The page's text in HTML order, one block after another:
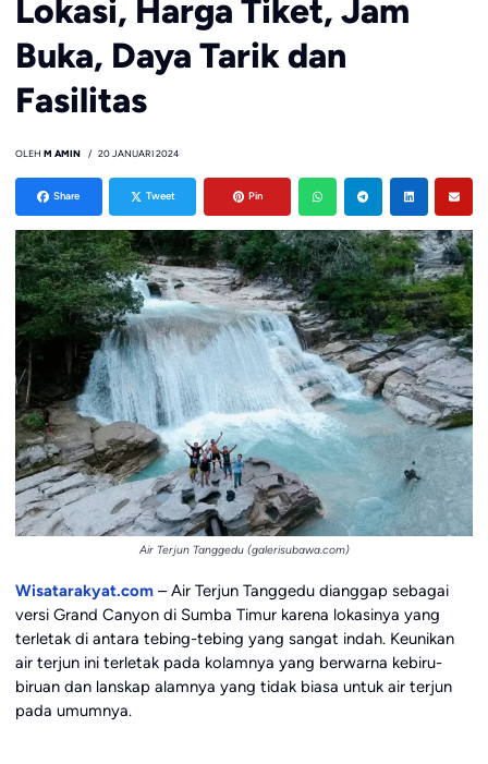
Lokasi, Harga Tiket, Jam
Buka, Daya Tarik dan
Fasilitas
OLEH M AMIN 20 JANUARI 2024
Share Tweet Pin
Air Terjun Tanggedu (galerisubawa.com)
Wisatarakyat.com– Air Terjun Tanggedu dianggap sebagai
versi Grand Canyon di Sumba Timur karena lokasinya yang
terletak di antara tebing-tebing yang sangat indah. Keunikan
air terjun ini terletak pada kolamnya yang berwarna kebiru-
biruan dan lanskap alamnya yang tidak biasa untuk air terjun
pada umumnya.